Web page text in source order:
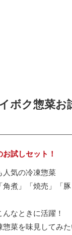
イボク惣菜
試しセット！
人気の冷凍惣菜
角煮」「焼売」「
なときに活躍！
惣菜を味見してみた